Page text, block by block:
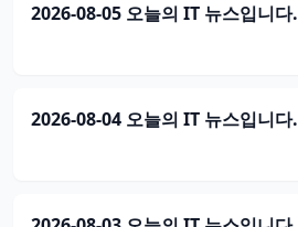
2026-08-05 오늘의 IT 뉴스입니다.
2026-08-04 오늘의 IT 뉴스입니다.